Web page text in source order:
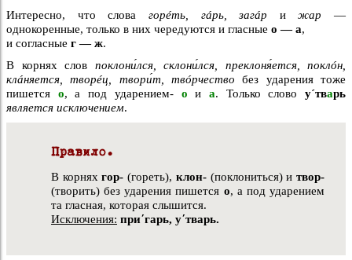
Интересно, что слова горéть, гáрь, загáр ижар —
однокоренные, только в них чередуются и гласные о — а,
и согласные г — ж.
В корнях слов поклони́лся, склони́лся, преклоня́ется, поклóн,
клáняется, творéц, твори́т, твóрчество без ударения тоже
пишется о, а под ударением- о и а. Только словоу´тварь
является исключением.
Правило.
В корнях гор- (гореть), клон-(поклониться) итвор-
(творить) без ударения пишется о, а под ударением
та гласная, которая слышится.
Исключения: приʹгарь, уʹтварь.